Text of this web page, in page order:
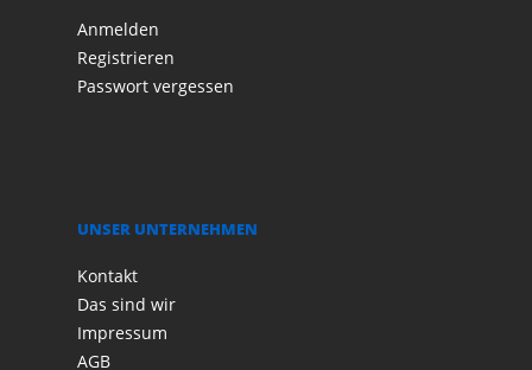
Anmelden
Registrieren
Passwort vergessen
UNSER UNTERNEHMEN
Kontakt
Das sind wir
Impressum
AGB